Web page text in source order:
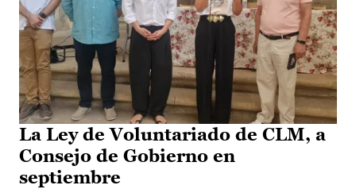
La Ley de Voluntariado de CLM, a
Consejo de Gobierno en
septiembre